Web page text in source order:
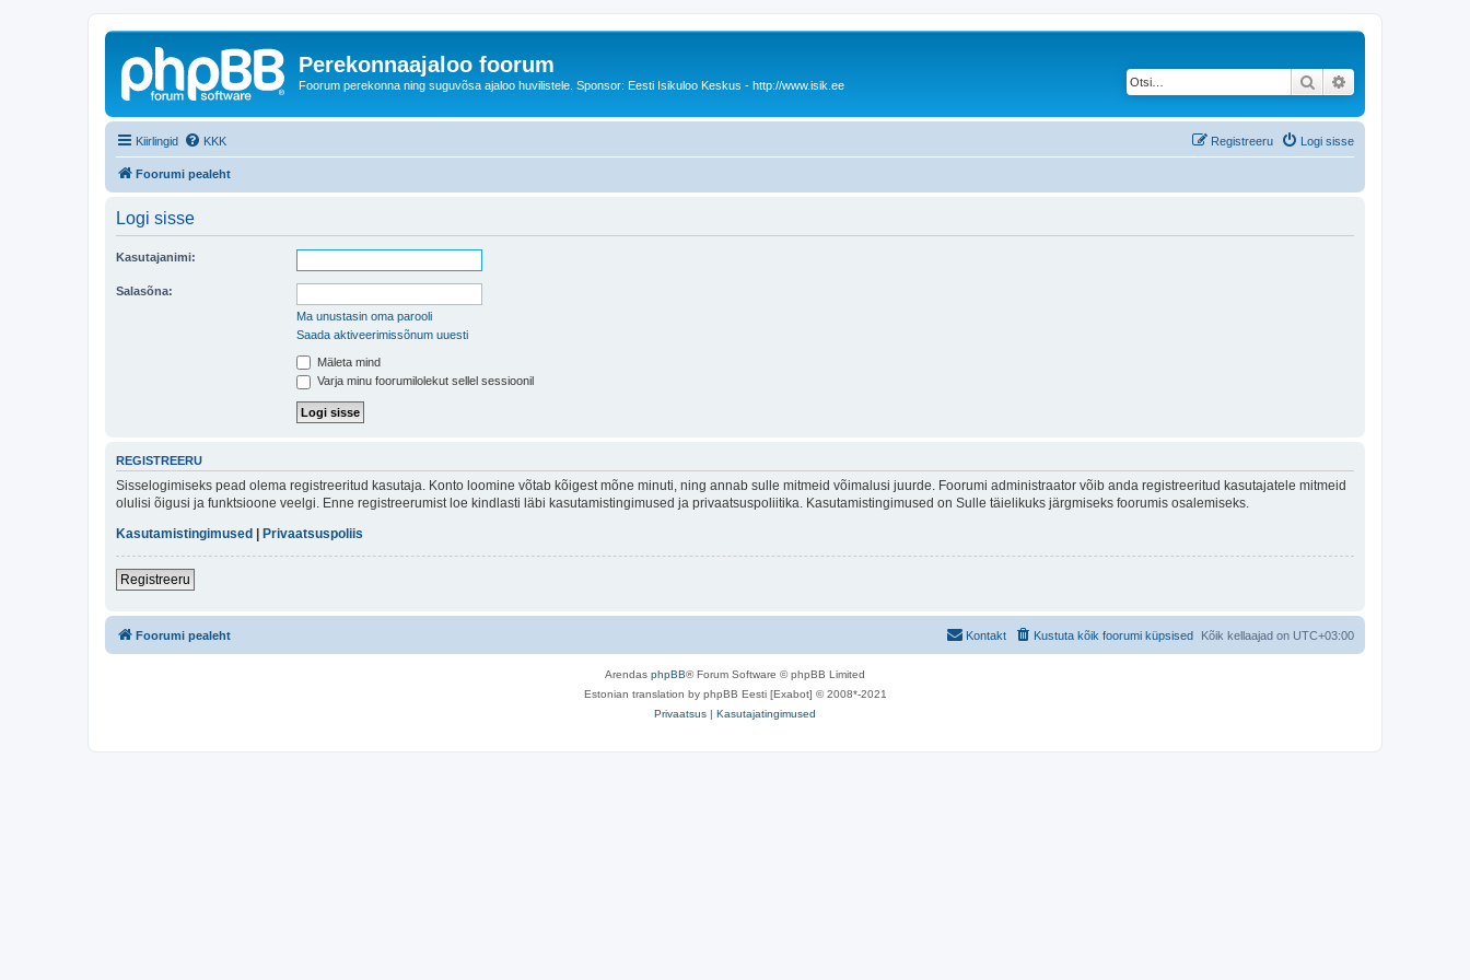
Perekonnaajaloo foorum
Foorum perekonna ning suguvõsa ajaloo huvilistele. Sponsor: Eesti Isikuloo Keskus - http://www.isik.ee Otsi
Kiirlingid KKK Logi sisse
Registreeru
Foorumi pealeht
Logi sisse
Kasutajanimi:
Salasõna:
Ma unustasin oma parooli
Saada aktiveerimissõnum uuesti
Mäleta mind
Varja minu foorumilolekut sellel sessioonil
REGISTREERU
Sisselogimiseks pead olema registreeritud kasutaja. Konto loomine võtab kõigest mõne minuti, ning annab sulle mitmeid võimalusi juurde. Foorumi administraator võib anda registreeritud kasutajatele mitmeid
olulisi õigusi ja funktsioone veelgi. Enne registreerumist loe kindlasti läbi kasutamistingimused ja privaatsuspoliitika. Kasutamistingimused on Sulle täielikuks järgmiseks foorumis osalemiseks.
Kasutamistingimused
Privaatsuspoliis
Registreeru
Foorumi pealeht Kõik kellaajad on UTC+03:00
Kustuta kõik foorumi küpsised
Kontakt
Arendas phpBB® Forum Software © phpBB Limited
Estonian translation by phpBB Eesti [Exabot] © 2008*-2021
Privaatsus | Kasutajatingimused